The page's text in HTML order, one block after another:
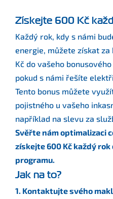
Získejte 600 Kč
Každý rok, kdy s námi
energie, můžete získat
Kč do vašeho
pokud s námi řešíte
Tento bonus můžete
pojistného u vašeho
například na slevu za
Svěřte nám optimalizaci
získejte 600 Kč každý
programu.
Jak na to?
1. Kontaktujte svého